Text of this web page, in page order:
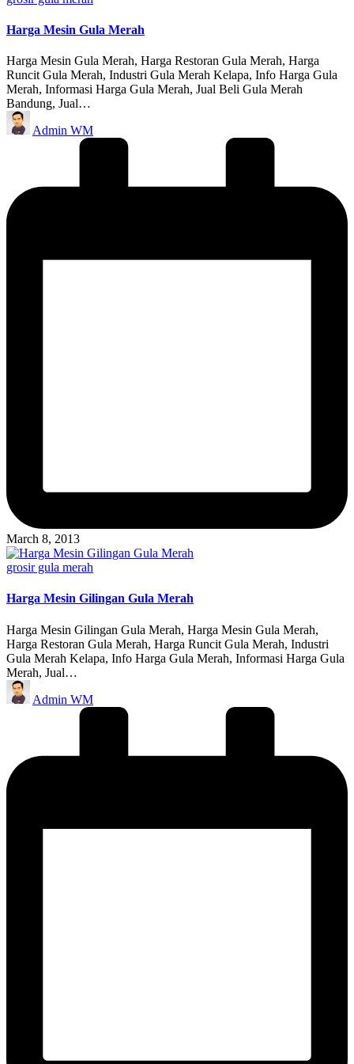
Harga Mesin Gula Merah
Harga Mesin Gula Merah, Harga Restoran Gula Merah, Harga
Runcit Gula Merah, Industri Gula Merah Kelapa, Info Harga Gula
Merah, Informasi Harga Gula Merah, Jual Beli Gula Merah
Bandung, Jual…
Posted
by
Admin WM
March 8, 2013
Posted
grosir gula merah
Harga Mesin Gilingan Gula Merah
Harga Mesin Gilingan Gula Merah, Harga Mesin Gula Merah,
Harga Restoran Gula Merah, Harga Runcit Gula Merah, Industri
Gula Merah Kelapa, Info Harga Gula Merah, Informasi Harga Gula
Merah, Jual…
Posted
by
Admin WM